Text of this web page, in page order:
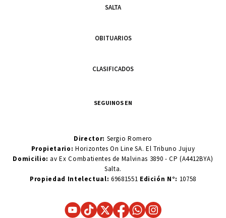
SALTA
OBITUARIOS
CLASIFICADOS
SEGUINOS EN
Director: Sergio Romero
Propietario:Horizontes On Line SA. El Tribuno Jujuy
Domicilio: av Ex Combatientes de Malvinas 3890 - CP (A4412BYA)
Salta.
Propiedad Intelectual: 69681551 Edición N°: 10758